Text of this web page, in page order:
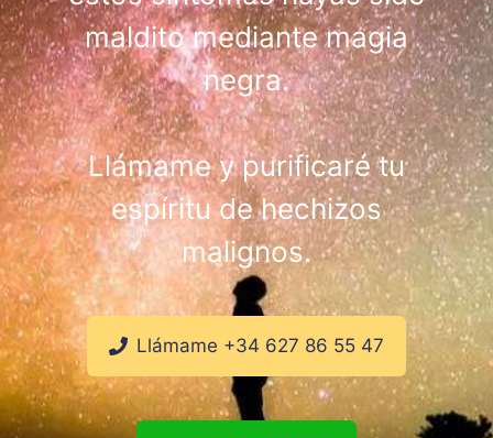
maldito mediante magia
negra.
Llámame y purificaré tu
espíritu de hechizos
malignos.
Llámame +34 627 86 55 47